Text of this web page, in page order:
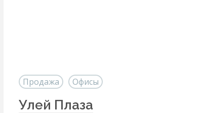
Продажа Офисы
Улей Плаза